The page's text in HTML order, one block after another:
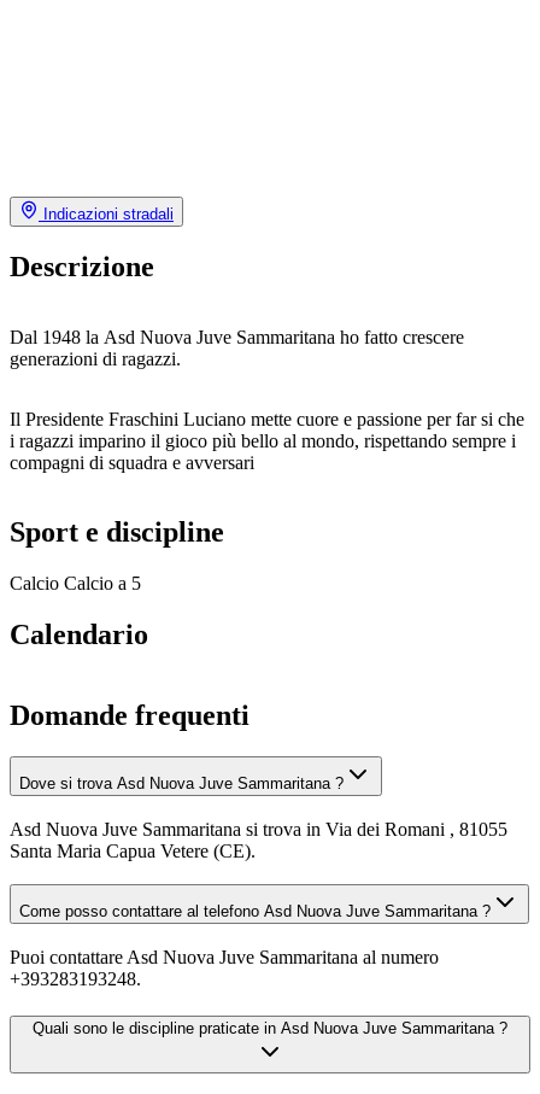
Indicazioni stradali
Descrizione
Dal 1948 la Asd Nuova Juve Sammaritana ho fatto crescere
generazioni di ragazzi.
Il Presidente Fraschini Luciano mette cuore e passione per far si che
i ragazzi imparino il gioco più bello al mondo, rispettando sempre i
compagni di squadra e avversari
Sport e discipline
Calcio Calcio a 5
Calendario
Domande frequenti
Dove si trova Asd Nuova Juve Sammaritana ?
Asd Nuova Juve Sammaritana si trova in Via dei Romani , 81055
Santa Maria Capua Vetere (CE).
Come posso contattare al telefono Asd Nuova Juve Sammaritana ?
Puoi contattare Asd Nuova Juve Sammaritana al numero
+393283193248.
Quali sono le discipline praticate in Asd Nuova Juve Sammaritana ?